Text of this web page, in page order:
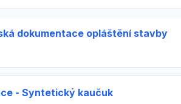
dokumentace opláštění stavby
- Syntetický kaučuk